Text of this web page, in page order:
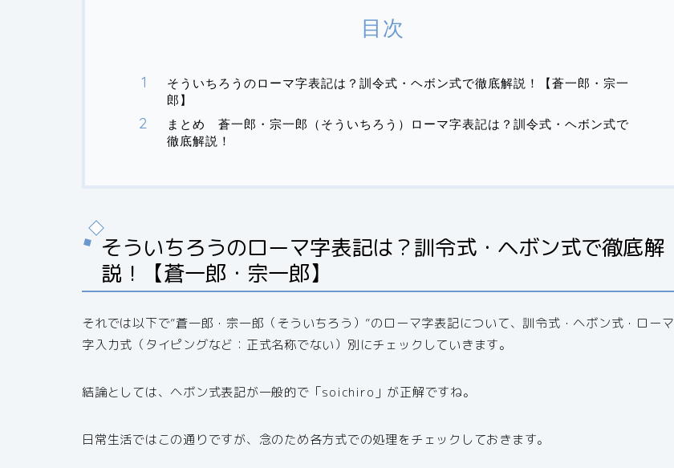
目次
そういちろうのローマ字表記は？訓令式・ヘボン式で徹底解説！【蒼一郎・宗一
郎】
まとめ 蒼一郎・宗一郎（そういちろう）ローマ字表記は？訓令式・ヘボン式で
徹底解説！
そういちろうのローマ字表記は？訓令式・ヘボン式で徹底解
説！【蒼一郎・宗一郎】
それでは以下で”蒼一郎・宗一郎（そういちろう）”のローマ字表記について、訓令式・ヘボン式・ローマ
字入力式（タイピングなど：正式名称でない）別にチェックしていきます。
結論としては、ヘボン式表記が一般的で「soichiro」が正解ですね。
日常生活ではこの通りですが、念のため各方式での処理をチェックしておきます。